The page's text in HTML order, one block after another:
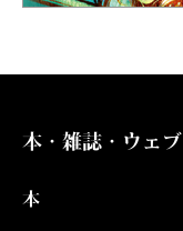
本・雑誌・ウェブ
本